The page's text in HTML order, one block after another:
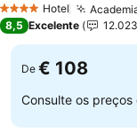
4 EstrelasHotel
8,5 Excelente 12.023
De € 108
Consulte os preços